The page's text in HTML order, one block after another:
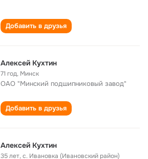
Добавить в друзья
Алексей Кухтин
71 год, Минск
ОАО "Минский подшипниковый завод"
Добавить в друзья
Алексей Кухтин
35 лет,с. Ивановка (Ивановский район)